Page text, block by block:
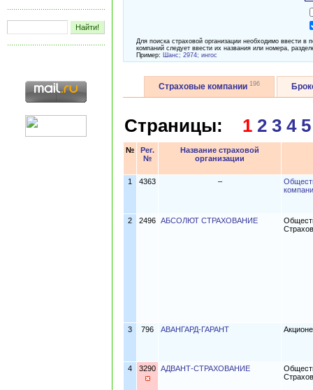
Для поиска страховой организации необходимо ввести
компаний следует ввести их названия или номера,
Пример: Шанс; 2974; ингос
Страховые компании 196
Страницы: 1 2 3 4 5
№
Рег.
№
Название страховой
организации
1 4363 –
2 2496 АБСОЛЮТ СТРАХОВАНИЕ
3 796 АВАНГАРД-ГАРАНТ
4 3290 АДВАНТ-СТРАХОВАНИЕ